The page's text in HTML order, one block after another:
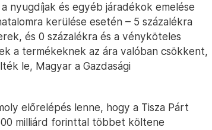
nyugdíjak és egyéb járadékok emelése
kerülése esetén – 5 százalékra
és 0 százalékra és a vényköteles
a termékeknek az ára valóban csökkent,
le, Magyar a Gazdasági
előrelépés lenne, hogy a Tisza Párt
milliárd forinttal többet költene